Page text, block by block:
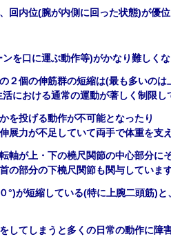
回内位(腕が内側に回った状態)が優位
ンを口に運ぶ動作等)がかなり難しくな
２個の伸筋群の短縮は(最も多いのは
活における通常の運動が著しく制限し
を投げる動作が不可能となったり
展力が不足していて両手で体重を支
軸が上・下の橈尺関節の中心部分に
の部分の下橈尺関節も関与しています
°)が短縮している(特に上腕二頭筋)と
してしまうと多くの日常の動作に障